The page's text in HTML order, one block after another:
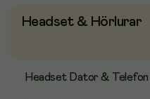
Headset & Hörlurar
Headset Dator & Telefon